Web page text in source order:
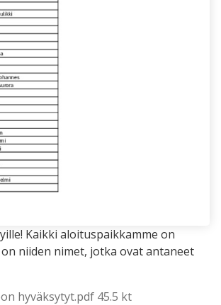
Kaikki aloituspaikkamme on
niiden nimet, jotka ovat antaneet
hyväksytyt.pdf 45.5 kt